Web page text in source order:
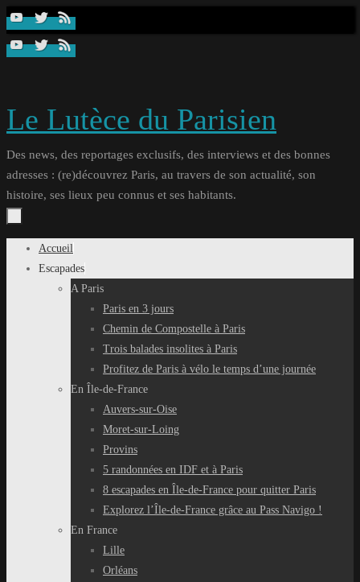
Passer
contenu
Le Lutèce du Parisien
Des news, des reportages exclusifs, des interviews et des bonnes
adresses : (re)découvrez Paris, au travers de son actualité, son
histoire, ses lieux peu connus et ses habitants.
Passer
Accueil
Escapades
A Paris
Paris en 3 jours
Chemin de Compostelle à Paris
Trois balades insolites à Paris
Profitez de Paris à vélo le temps d’une journée
En Île-de-France
Auvers-sur-Oise
Moret-sur-Loing
Provins
5 randonnées en IDF et à Paris
8 escapades en Île-de-France pour quitter Paris
Explorez l’Île-de-France grâce au Pass Navigo !
En France
Lille
Orléans